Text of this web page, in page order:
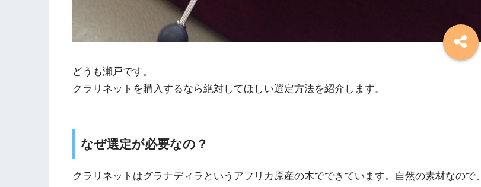
どうも瀬戸です。
クラリネットを購入するなら絶対してほしい選定方法を紹介します。
なぜ選定が必要なの？
クラリネットはグラナディラというアフリカ原産の木でできています。自然の素材なので、